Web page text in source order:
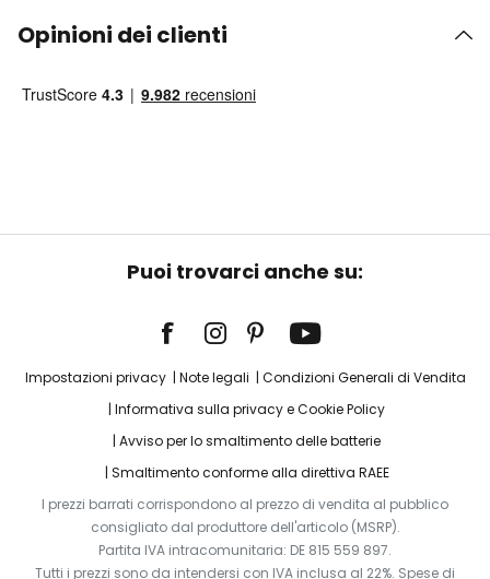
Opinioni dei clienti
Puoi trovarci anche su:
Impostazioni privacy Note legali
Condizioni Generali di Vendita
Informativa sulla privacy e Cookie Policy
Avviso per lo smaltimento delle batterie
Smaltimento conforme alla direttiva RAEE
I prezzi barrati corrispondono al prezzo di vendita al pubblico
consigliato dal produttore dell'articolo (MSRP).
Partita IVA intracomunitaria: DE 815 559 897.
Tutti i prezzi sono da intendersi con IVA inclusa al 22%. Spese di